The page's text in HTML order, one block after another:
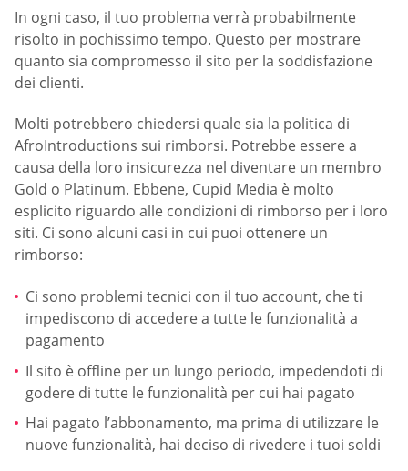
In ogni caso, il tuo problema verrà probabilmente
risolto in pochissimo tempo. Questo per mostrare
quanto sia compromesso il sito per la soddisfazione
dei clienti.
Molti potrebbero chiedersi quale sia la politica di
AfroIntroductions sui rimborsi. Potrebbe essere a
causa della loro insicurezza nel diventare un membro
Gold o Platinum. Ebbene, Cupid Media è molto
esplicito riguardo alle condizioni di rimborso per i loro
siti. Ci sono alcuni casi in cui puoi ottenere un
rimborso:
Ci sono problemi tecnici con il tuo account, che ti
impediscono di accedere a tutte le funzionalità a
pagamento
Il sito è offline per un lungo periodo, impedendoti di
godere di tutte le funzionalità per cui hai pagato
Hai pagato l’abbonamento, ma prima di utilizzare le
nuove funzionalità, hai deciso di rivedere i tuoi soldi